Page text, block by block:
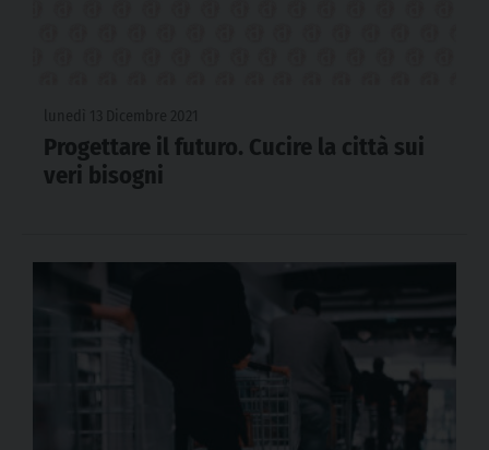
Progettare il futuro. Cucire la città sui
veri bisogni